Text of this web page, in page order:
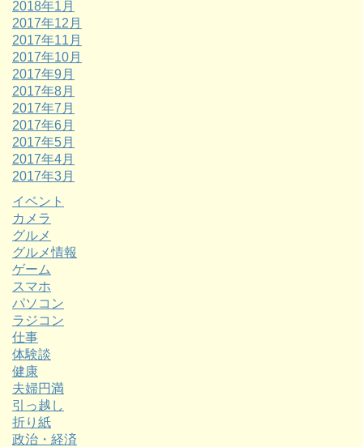
2018年1月
2017年12月
2017年11月
2017年10月
2017年9月
2017年8月
2017年7月
2017年6月
2017年5月
2017年4月
2017年3月
イベント
カメラ
グルメ
グルメ情報
ゲーム
スマホ
パソコン
ラジコン
仕事
体験談
健康
夫婦円満
引っ越し
折り紙
政治・経済